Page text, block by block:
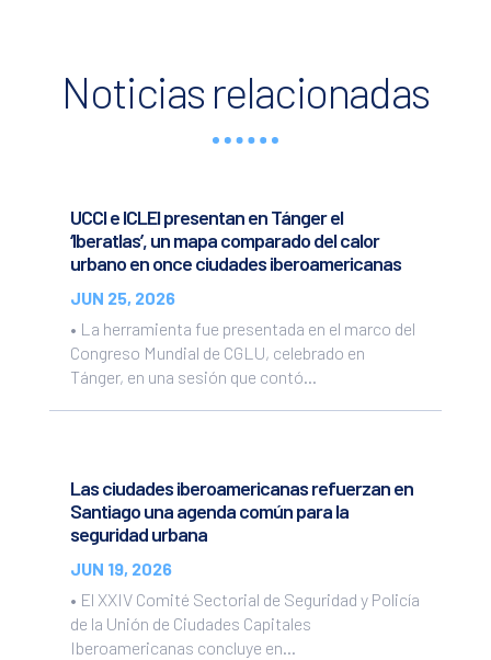
Noticias relacionadas
UCCI e ICLEI presentan en Tánger el
‘Iberatlas’, un mapa comparado del calor
urbano en once ciudades iberoamericanas
JUN 25, 2026
• La herramienta fue presentada en el marco del
Congreso Mundial de CGLU, celebrado en
Tánger, en una sesión que contó...
Las ciudades iberoamericanas refuerzan en
Santiago una agenda común para la
seguridad urbana
JUN 19, 2026
• El XXIV Comité Sectorial de Seguridad y Policía
de la Unión de Ciudades Capitales
Iberoamericanas concluye en...